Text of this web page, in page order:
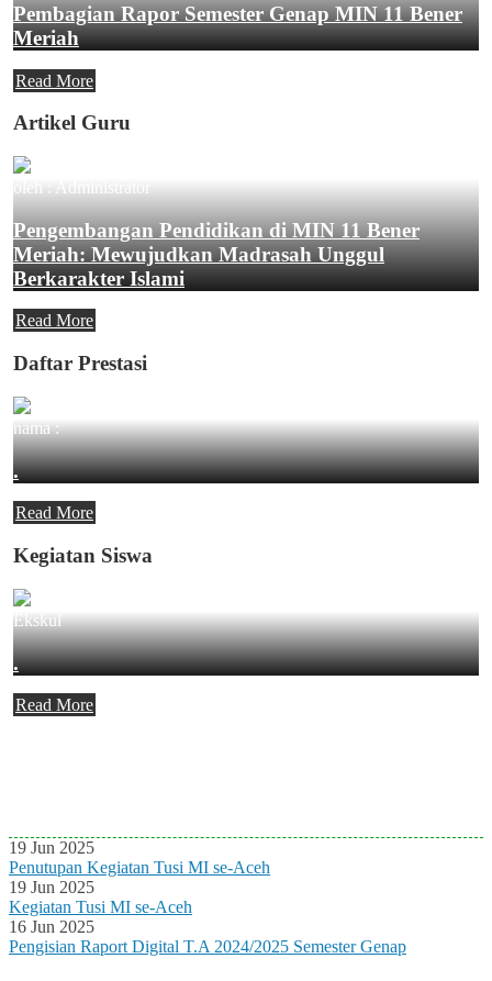
Pembagian Rapor Semester Genap MIN 11 Bener
Meriah
Read More
Artikel Guru
oleh : Administrator
Pengembangan Pendidikan di MIN 11 Bener
Meriah: Mewujudkan Madrasah Unggul
Berkarakter Islami
Read More
Daftar Prestasi
nama :
.
Read More
Kegiatan Siswa
Ekskul
.
Read More
19 Jun 2025
Penutupan Kegiatan Tusi MI se-Aceh
19 Jun 2025
Kegiatan Tusi MI se-Aceh
16 Jun 2025
Pengisian Raport Digital T.A 2024/2025 Semester Genap